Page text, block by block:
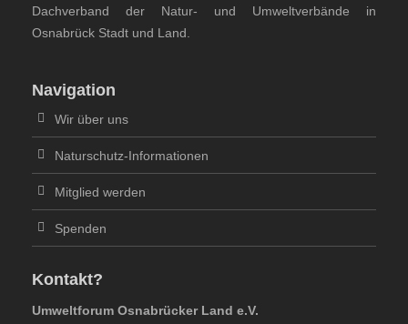
Dachverband der Natur- und Umweltverbände in
Osnabrück Stadt und Land.
Navigation
Wir über uns
Naturschutz-Informationen
Mitglied werden
Spenden
Kontakt?
Umweltforum Osnabrücker Land e.V.